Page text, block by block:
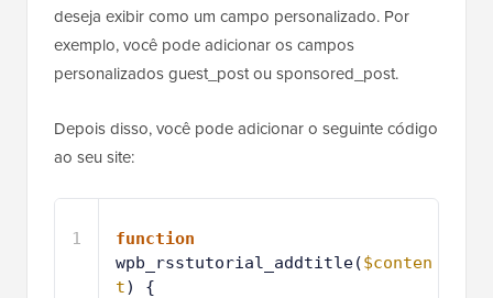
deseja exibir como um campo personalizado. Por
exemplo, você pode adicionar os campos
personalizados guest_post ou sponsored_post.
Depois disso, você pode adicionar o seguinte código
ao seu site:
1
function
wpb_rsstutorial_addtitle($conten
t) {